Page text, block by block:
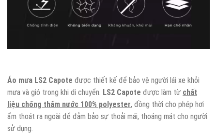
Áo mưa LS2 Capote được thiết kế để bảo vệ người lái xe khỏi
mưa và gió trong khi di chuyển. LS2 Capote được làm từ chất
liệu chống thấm nước 100% polyester, đồng thời cho phép hơi
ẩm thoát ra ngoài để đảm bảo sự thoải mái, thoáng mát cho người
sử dụng.